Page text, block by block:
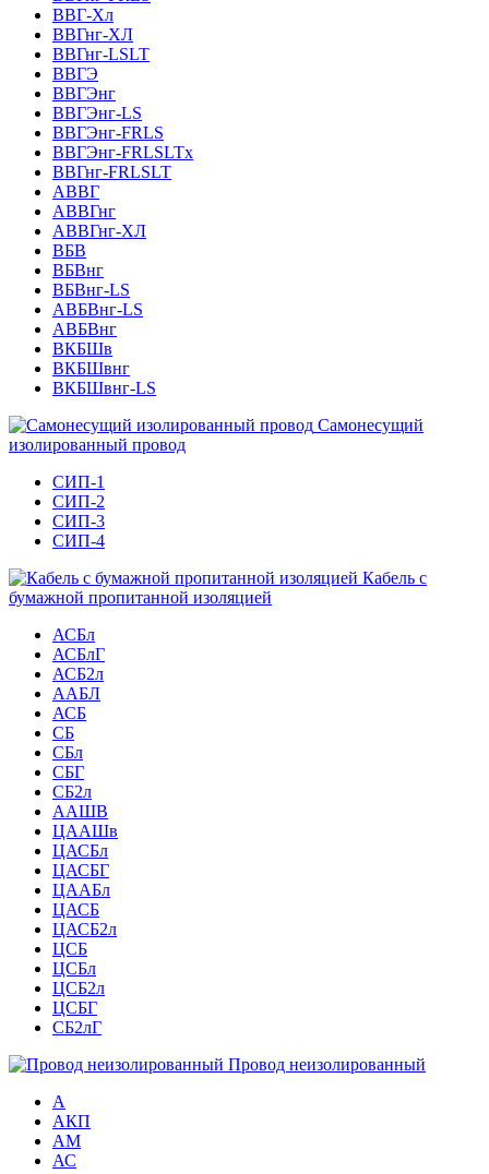
ВВГ-Хл
ВВГнг-ХЛ
ВВГнг-LSLT
ВВГЭ
ВВГЭнг
ВВГЭнг-LS
ВВГЭнг-FRLS
ВВГЭнг-FRLSLTх
ВВГнг-FRLSLT
АВВГ
АВВГнг
АВВГнг-ХЛ
ВБВ
ВБВнг
ВБВнг-LS
АВБВнг-LS
АВБВнг
ВКБШв
ВКБШвнг
ВКБШвнг-LS
Самонесущий
изолированный провод
СИП-1
СИП-2
СИП-3
СИП-4
Кабель с
бумажной пропитанной изоляцией
АСБл
АСБлГ
АСБ2л
ААБЛ
АСБ
СБ
СБл
СБГ
СБ2л
ААШВ
ЦААШв
ЦАСБл
ЦАСБГ
ЦААБл
ЦАСБ
ЦАСБ2л
ЦСБ
ЦСБл
ЦСБ2л
ЦСБГ
СБ2лГ
Провод неизолированный
А
АКП
АМ
АС